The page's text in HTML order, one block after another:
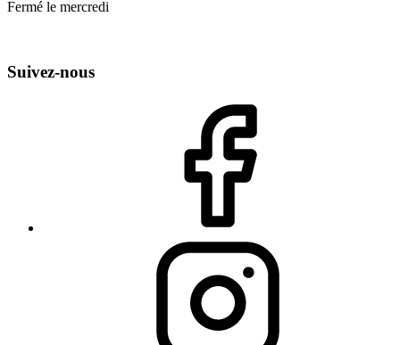
Fermé le mercredi
Suivez-nous